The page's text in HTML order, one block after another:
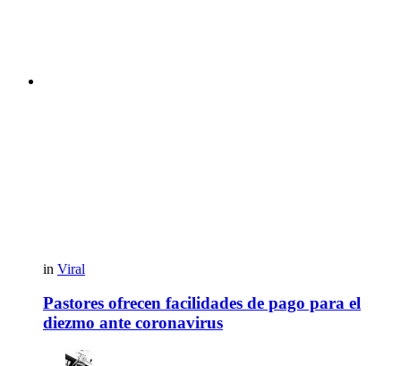
in Viral
Pastores ofrecen facilidades de pago para el
diezmo ante coronavirus